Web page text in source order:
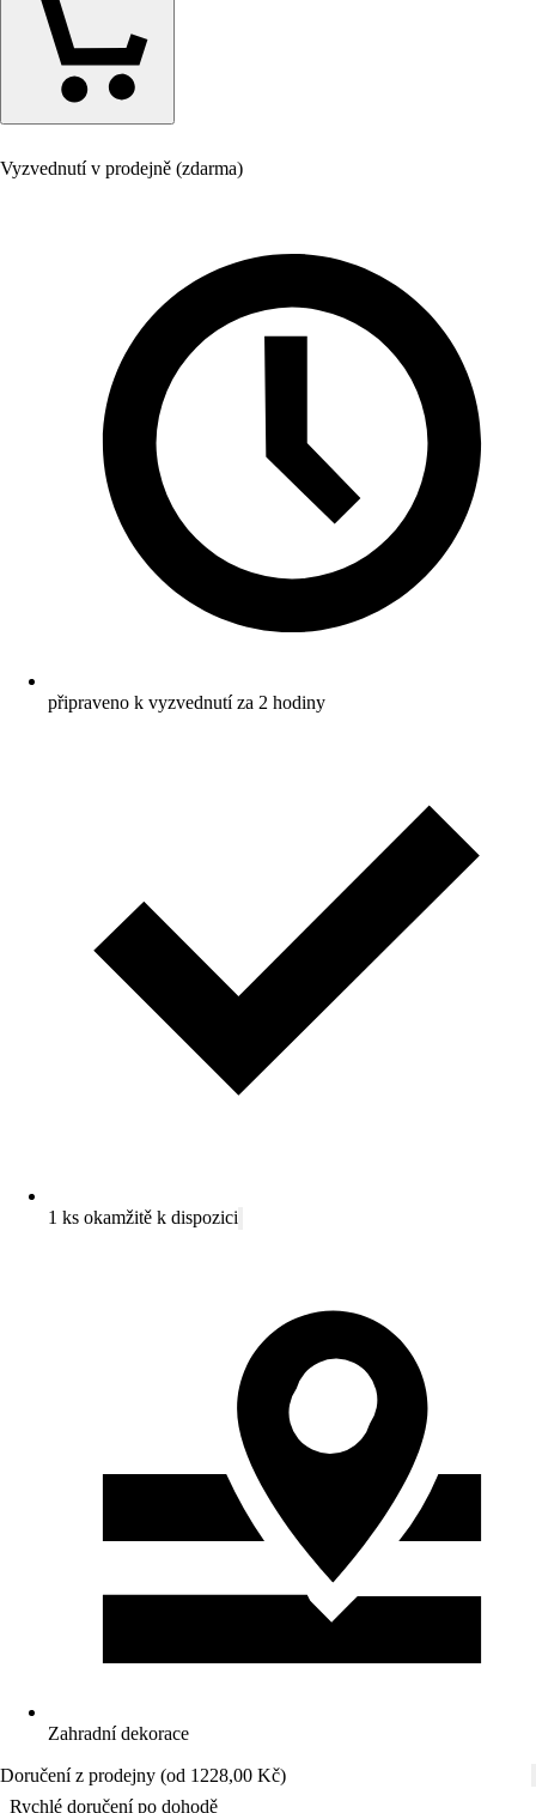
Vyzvednutí v prodejně (zdarma)
připraveno k vyzvednutí za 2 hodiny
1 ks okamžitě k dispozici
Zahradní dekorace
Doručení z prodejny (od 1228,00 Kč)
Rychlé doručení po dohodě